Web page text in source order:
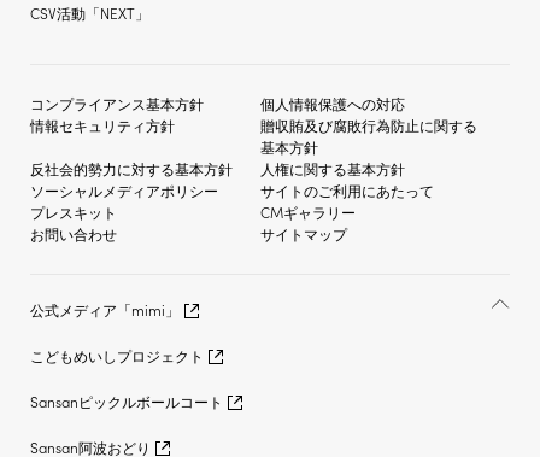
CSV活動「NEXT」
コンプライアンス基本方針
個人情報保護への対応
情報セキュリティ方針
贈収賄及び腐敗行為防止に関する
基本方針
反社会的勢力に対する基本方針
人権に関する基本方針
ソーシャルメディアポリシー
サイトのご利用にあたって
プレスキット
CMギャラリー
お問い合わせ
サイトマップ
公式メディア「mimi」
こどもめいしプロジェクト
Sansanピックルボールコート
Sansan阿波おどり